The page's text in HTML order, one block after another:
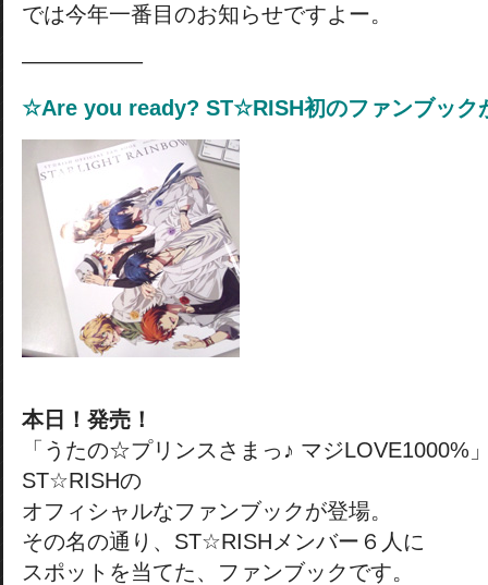
では今年一番目のお知らせですよー。
—————–
☆Are you ready? ST☆RISH初のファンブック
本日！発売！
「うたの☆プリンスさまっ♪ マジLOVE1000%
ST☆RISHの
オフィシャルなファンブックが登場。
その名の通り、ST☆RISHメンバー６人に
スポットを当てた、ファンブックです。